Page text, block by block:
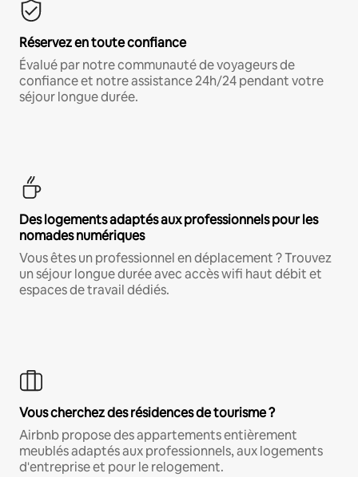
Réservez en toute confiance
Évalué par notre communauté de voyageurs de
confiance et notre assistance 24h/24 pendant votre
séjour longue durée.
Des logements adaptés aux professionnels pour les
nomades numériques
Vous êtes un professionnel en déplacement ? Trouvez
un séjour longue durée avec accès wifi haut débit et
espaces de travail dédiés.
Vous cherchez des résidences de tourisme ?
Airbnb propose des appartements entièrement
meublés adaptés aux professionnels, aux logements
d'entreprise et pour le relogement.